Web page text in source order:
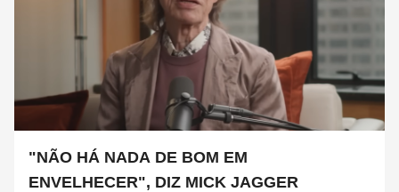
"NÃO HÁ NADA DE BOM EM
ENVELHECER", DIZ MICK JAGGER